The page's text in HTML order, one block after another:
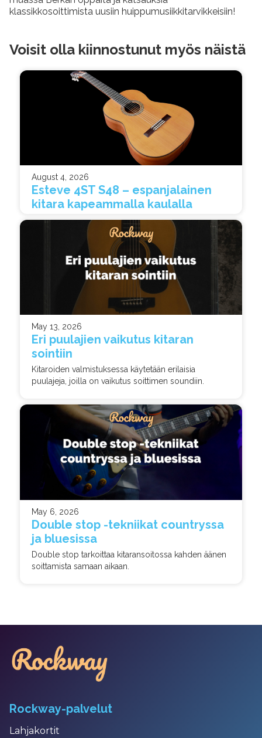
klassikkosoittimista uusiin huippumusiikkitarvikkeisiin!
Voisit olla kiinnostunut myös näistä
August 4, 2026
Esteve 4ST S48 – espanjalainen
kitara kapeammalla kaulalla
May 13, 2026
Eri puulajien vaikutus kitaran
sointiin
Kitaroiden valmistuksessa käytetään erilaisia
puulajeja, joilla on vaikutus soittimen soundiin.
May 6, 2026
Double stop -tekniikat countryssa
ja bluesissa
Double stop tarkoittaa kitaransoitossa kahden äänen
soittamista samaan aikaan.
Rockway-palvelut
Lahjakortit